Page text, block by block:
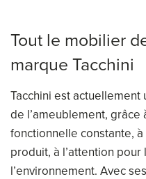
Tout le mobilier
marque Tacchini
Tacchini est
de l’ameublement,
fonctionnelle constante,
produit, à l’attention
l’environnement. Avec